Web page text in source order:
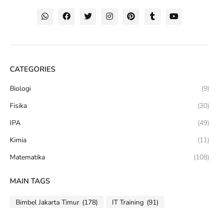
CATEGORIES
Biologi
(9)
Fisika
(30)
IPA
(49)
Kimia
(11)
Matematika
(108)
MAIN TAGS
Bimbel Jakarta Timur (178) IT Training (91)